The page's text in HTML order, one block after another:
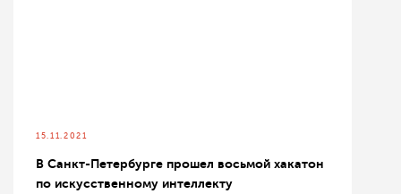
15.11.2021
В Санкт-Петербурге прошел восьмой хакатон
по искусственному интеллекту